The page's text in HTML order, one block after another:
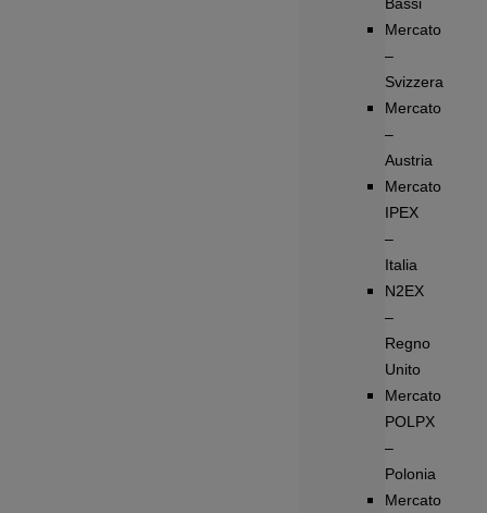
Mercato
–
Svizzera
Mercato
–
Austria
Mercato
IPEX
–
Italia
N2EX
–
Regno
Unito
Mercato
POLPX
–
Polonia
Mercato